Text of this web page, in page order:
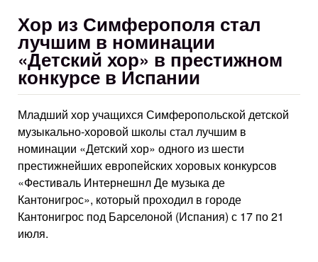
Хор из Симферополя стал
лучшим в номинации
«Детский хор» в престижном
конкурсе в Испании
Младший хор учащихся Симферопольской детской
музыкально-хоровой школы стал лучшим в
номинации «Детский хор» одного из шести
престижнейших европейских хоровых конкурсов
«Фестиваль Интернешнл Де музыка де
Кантонигрос», который проходил в городе
Кантонигрос под Барселоной (Испания) с 17 по 21
июля.